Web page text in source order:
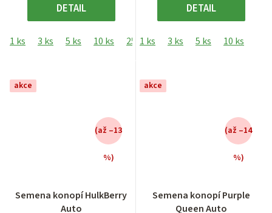
DETAIL
1 ks 3 ks 5 ks 10 ks 25 ks
DETAIL
1 ks 3 ks 5 ks 10 ks
akce
Semena konopí HulkBerry
Auto
hodnocení
(až –13
%)
akce
Semena konopí Purple
Queen Auto
hodnocení
(až –14
%)